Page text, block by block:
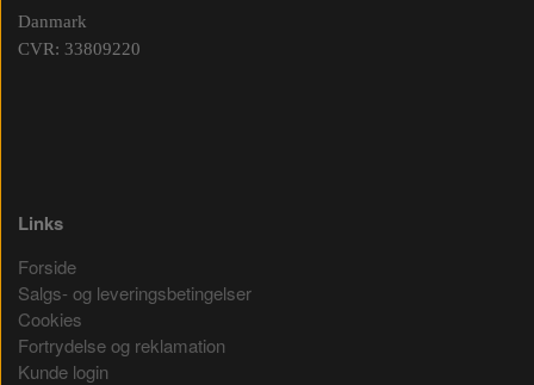
Danmark
CVR: 33809220
Links
Forside
Salgs- og leveringsbetingelser
Cookies
Fortrydelse og reklamation
Kunde login